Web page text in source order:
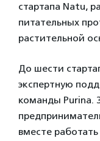
стартапа Natu,
питательных
растительной
До шести
экспертную
команды Purina.
вместе